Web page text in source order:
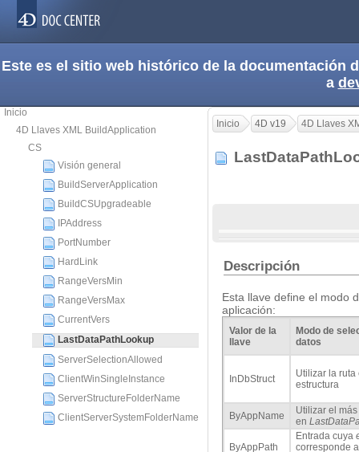
Este es el sitio web histórico de la documentación
a
Inicio
4D Llaves XML BuildApplication
CS
Visión general
BuildServerApplication
BuildCSUpgradeable
IPAddress
PortNumber
HardLink
RangeVersMin
RangeVersMax
CurrentVers
LastDataPathLookup
ServerSelectionAllowed
ClientWinSingleInstance
ServerStructureFolderName
ClientServerSystemFolderName
Inicio 4D v19 4D Llaves
Descripción
Esta llave define el modo
aplicación:
Valor de la
llave
Modo de
datos
InDbStruct
Utilizar la
estructura
ByAppName
Utilizar el
en
ByAppPath
Entrada cuya
corresponde